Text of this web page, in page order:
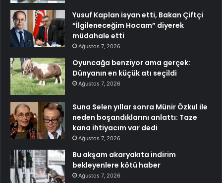
Yusuf Kaplan isyan etti, Bakan Çiftçi
“İlgileneceğim Hocam” diyerek
müdahale etti
Ağustos 7, 2026
Oyuncağa benziyor ama gerçek:
Dünyanın en küçük atı seçildi
Ağustos 7, 2026
Suna Selen yıllar sonra Münir Özkul ile
neden boşandıklarını anlattı: Taze
kana ihtiyacım var dedi
Ağustos 7, 2026
Bu akşam akaryakıta indirim
bekleyenlere kötü haber
Ağustos 7, 2026